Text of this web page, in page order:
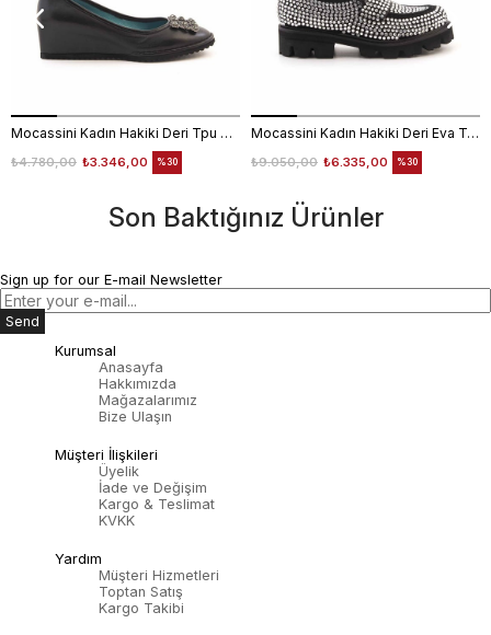
Mocassini Kadın Hakiki Deri Tpu Taban Siyah Günlük Ayakkabı
₺3.346,00
₺4.780,00 %30
Mocassini Kadın Hakiki Deri Eva Taban Beyaz Günlük Ayakkabı
₺6.335,00
₺9.050,00 %30
Son Baktığınız Ürünler
Sign up for our E-mail Newsletter
Send
Kurumsal
Anasayfa
Hakkımızda
Mağazalarımız
Bize Ulaşın
Müşteri İlişkileri
Üyelik
İade ve Değişim
Kargo & Teslimat
KVKK
Yardım
Müşteri Hizmetleri
Toptan Satış
Kargo Takibi